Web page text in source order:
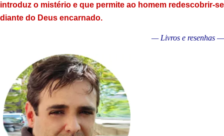
introduz o mistério e que permite ao homem redescobrir-se
diante do Deus encarnado.
— Livros e resenhas —